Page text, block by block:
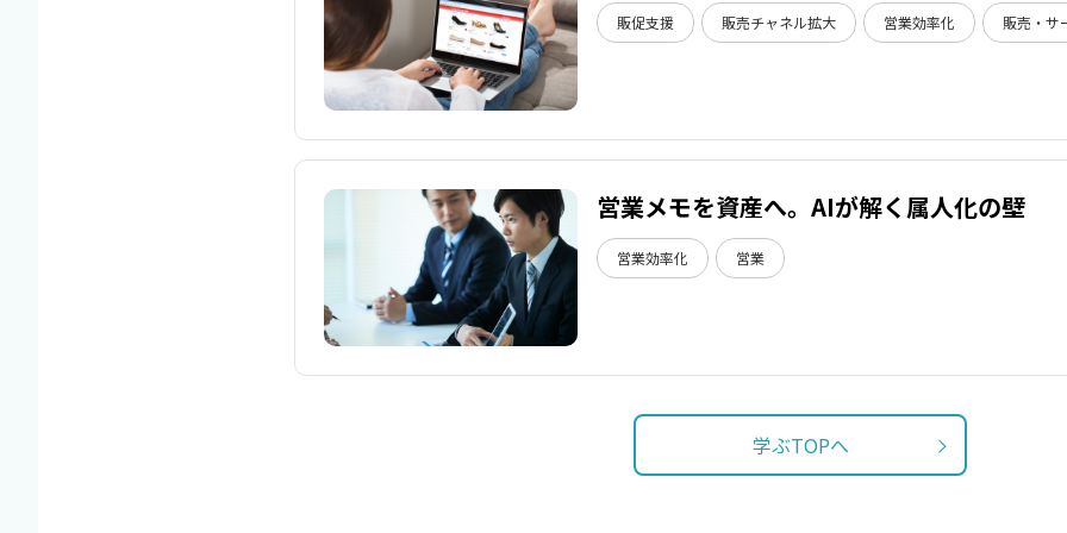
販促支援 販売チャネル拡大 営業効率化 販売・サ
営業メモを資産へ。AIが解く属人化の壁
営業効率化 営業
学ぶTOPへ